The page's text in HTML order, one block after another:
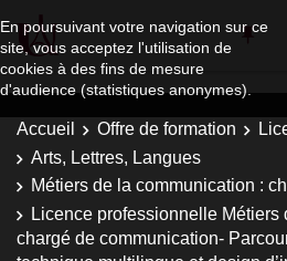
En poursuivant votre navigation sur ce
site, vous acceptez l'utilisation de
cookies à des fins de mesure
d'audience (statistiques anonymes).
Accueil Offre de formation
Arts, Lettres, Langues
Métiers de la communication :
Licence professionnelle Métiers
chargé de communication-